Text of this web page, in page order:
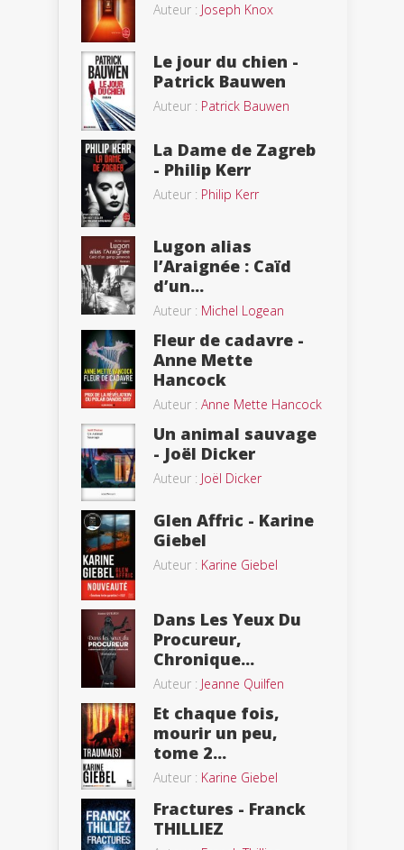
Auteur : Joseph Knox
Le jour du chien -
Patrick Bauwen
Auteur : Patrick Bauwen
La Dame de Zagreb
- Philip Kerr
Auteur : Philip Kerr
Lugon alias
l’Araignée : Caïd
d’un...
Auteur : Michel Logean
Fleur de cadavre -
Anne Mette
Hancock
Auteur : Anne Mette Hancock
Un animal sauvage
- Joël Dicker
Auteur : Joël Dicker
Glen Affric - Karine
Giebel
Auteur : Karine Giebel
Dans Les Yeux Du
Procureur,
Chronique...
Auteur : Jeanne Quilfen
Et chaque fois,
mourir un peu,
tome 2...
Auteur : Karine Giebel
Fractures - Franck
THILLIEZ